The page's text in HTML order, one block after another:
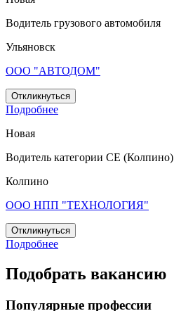
Водитель грузового автомобиля
Ульяновск
ООО "АВТОДОМ"
Откликнуться
Подробнее
Новая
Водитель категории СЕ (Колпино)
Колпино
ООО НПП "ТЕХНОЛОГИЯ"
Откликнуться
Подробнее
Подобрать вакансию
Популярные профессии